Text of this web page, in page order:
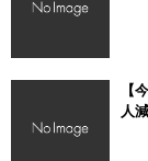
【
人